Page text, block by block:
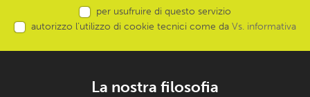
per usufruire di questo servizio
autorizzo l’utilizzo di cookie tecnici come da Vs. informativa
La nostra filosofia